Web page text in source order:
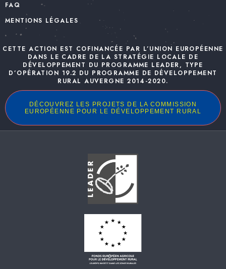
FAQ
MENTIONS LÉGALES
CETTE ACTION EST COFINANCÉE PAR L’UNION EUROPÉENNE
DANS LE CADRE DE LA STRATÉGIE LOCALE DE
DÉVELOPPEMENT DU PROGRAMME LEADER, TYPE
D’OPÉRATION 19.2 DU PROGRAMME DE DÉVELOPPEMENT
RURAL AUVERGNE 2014-2020.
DÉCOUVREZ LES PROJETS DE LA COMMISSION
EUROPÉENNE POUR LE DÉVELOPPEMENT RURAL